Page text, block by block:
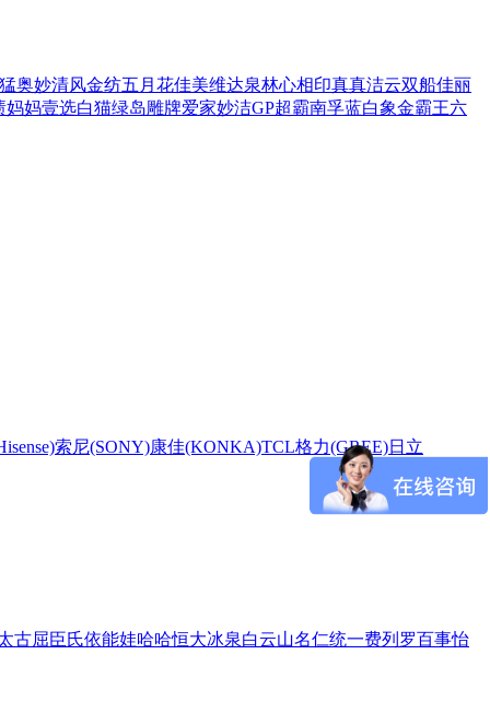
奥妙清风金纺五月花佳美维达泉林心相印真真洁云双船佳丽
妈妈壹选白猫绿岛雕牌爱家妙洁GP超霸南孚蓝白象金霸王六
索尼(SONY)康佳(KONKA)TCL格力(GREE)日立
古屈臣氏依能娃哈哈恒大冰泉白云山名仁统一费列罗百事怡